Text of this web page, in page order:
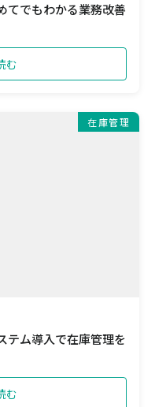
てでもわかる業務改善
む
在庫管理
テム導入で在庫管理を
む